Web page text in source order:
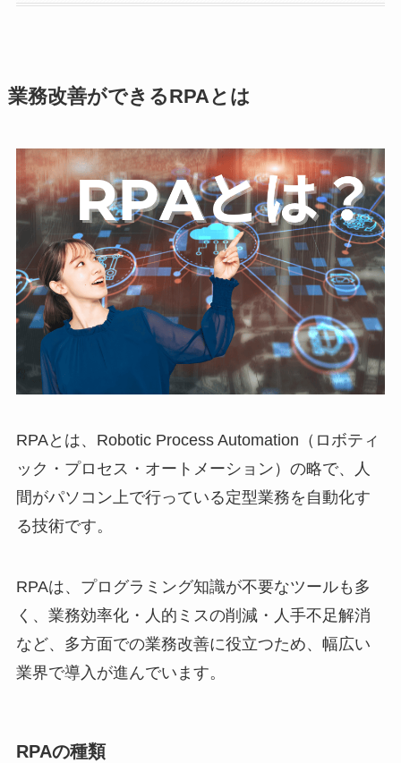
業務改善ができるRPAとは
RPAとは、Robotic Process Automation（ロボティ
ック・プロセス・オートメーション）の略で、人
間がパソコン上で行っている定型業務を自動化す
る技術です。
RPAは、プログラミング知識が不要なツールも多
く、業務効率化・人的ミスの削減・人手不足解消
など、多方面での業務改善に役立つため、幅広い
業界で導入が進んでいます。
RPAの種類